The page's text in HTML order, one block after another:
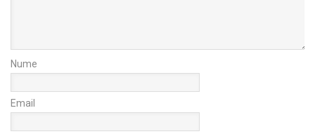
Nume
Email